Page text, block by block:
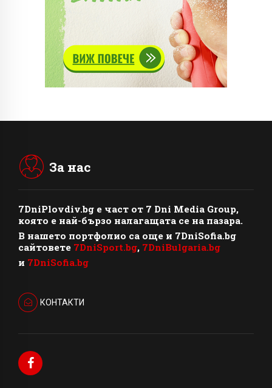
За нас
7DniPlovdiv.bg e част от 7 Dni Media Group,
която е най-бързо налагащата се на пазара.
В нашето портфолио са още и 7DniSofia.bg
сайтовете 7DniSport.bg, 7DniBulgaria.bg
и 7DniSofia.bg
КОНТАКТИ